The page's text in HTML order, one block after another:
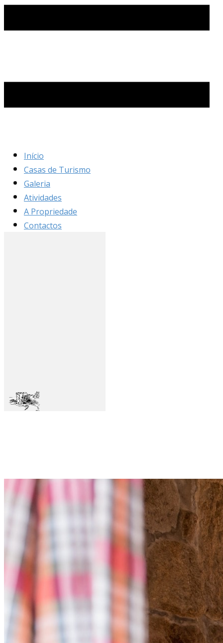
Início
Casas de Turismo
Galeria
Atividades
A Propriedade
Contactos